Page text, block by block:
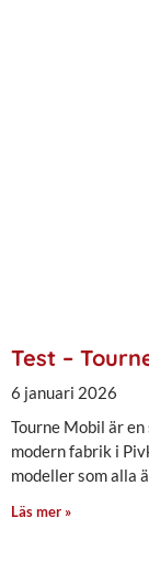
Test –
6 januari 2026
Tourne Mobil är
modern fabrik i
modeller som alla
Läs mer »